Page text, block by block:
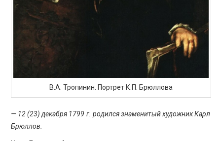
В.А. Тропинин. Портрет К.П. Брюллова
— 12 (23) декабря 1799 г. родился знаменитый художник Карл
Брюллов.